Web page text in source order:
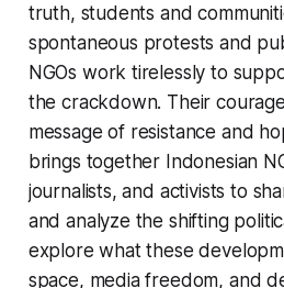
truth, students and
spontaneous protests and
NGOs work tirelessly to
the crackdown. Their
message of resistance and
brings together Indonesian
journalists, and activists to
and analyze the shifting
explore what these
space, media freedom, and